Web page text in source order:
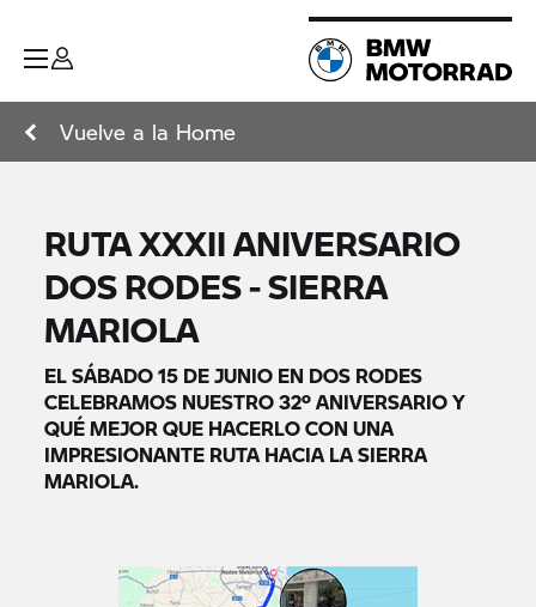
Vuelve a la Home
RUTA XXXII ANIVERSARIO
DOS RODES - SIERRA
MARIOLA
EL SÁBADO 15 DE JUNIO EN DOS RODES
CELEBRAMOS NUESTRO 32º ANIVERSARIO Y
QUÉ MEJOR QUE HACERLO CON UNA
IMPRESIONANTE RUTA HACIA LA SIERRA
MARIOLA.